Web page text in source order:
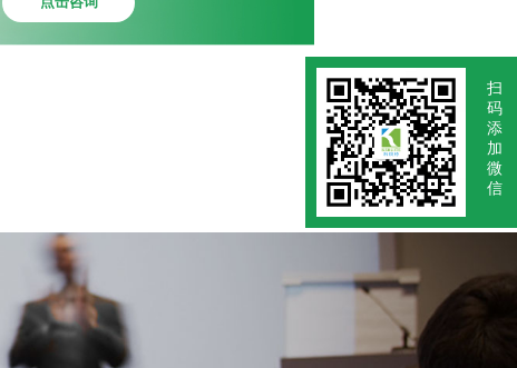
扫
码
添
加
微
信